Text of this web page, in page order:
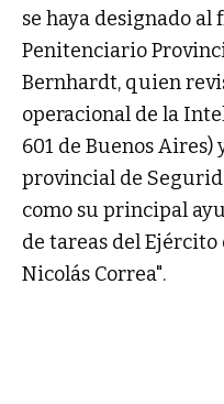
se haya designado
Penitenciario
Bernhardt, quien
operacional de la
601 de Buenos
provincial de
como su principal
de tareas del Ejército
Nicolás Correa".